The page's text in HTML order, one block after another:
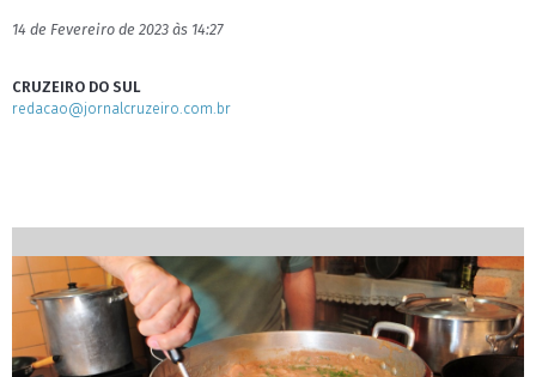
14 de Fevereiro de 2023 às 14:27
CRUZEIRO DO SUL
redacao@jornalcruzeiro.com.br